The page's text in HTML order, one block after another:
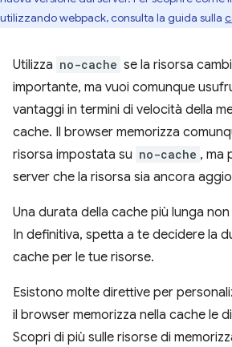
utilizzando webpack, consulta la guida sulla
Utilizza no-cache se la risorsa
importante, ma vuoi comunque
vantaggi in termini di velocità della
cache. Il browser memorizza
risorsa impostata su no-cache , ma
server che la risorsa sia ancora
Una durata della cache più lunga
In definitiva, spetta a te decidere la
cache per le tue risorse.
Esistono molte direttive per
il browser memorizza nella cache le
Scopri di più sulle risorse di